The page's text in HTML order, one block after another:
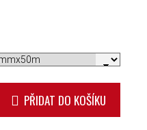
PŘIDAT DO KOŠÍKU